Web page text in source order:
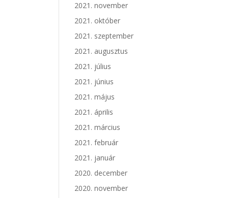
2021. november
2021. október
2021. szeptember
2021. augusztus
2021. július
2021. június
2021. május
2021. április
2021. március
2021. február
2021. január
2020. december
2020. november